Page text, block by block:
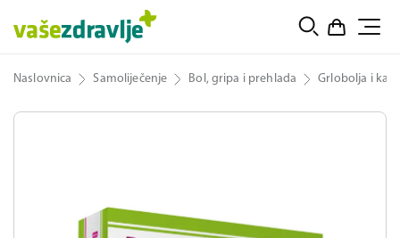
Naslovnica Samoliječenje Bol, gripa i prehlada Grlobolja i